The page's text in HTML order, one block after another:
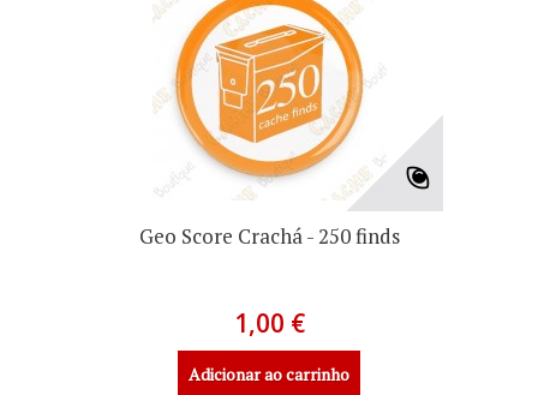
Geo Score Crachá - 250 finds
1,00 €
Adicionar ao carrinho